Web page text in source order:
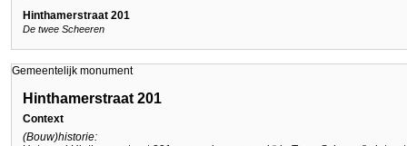
Hinthamerstraat 201
De twee Scheeren
Gemeentelijk monument
Hinthamerstraat 201
Context
(Bouw)historie: